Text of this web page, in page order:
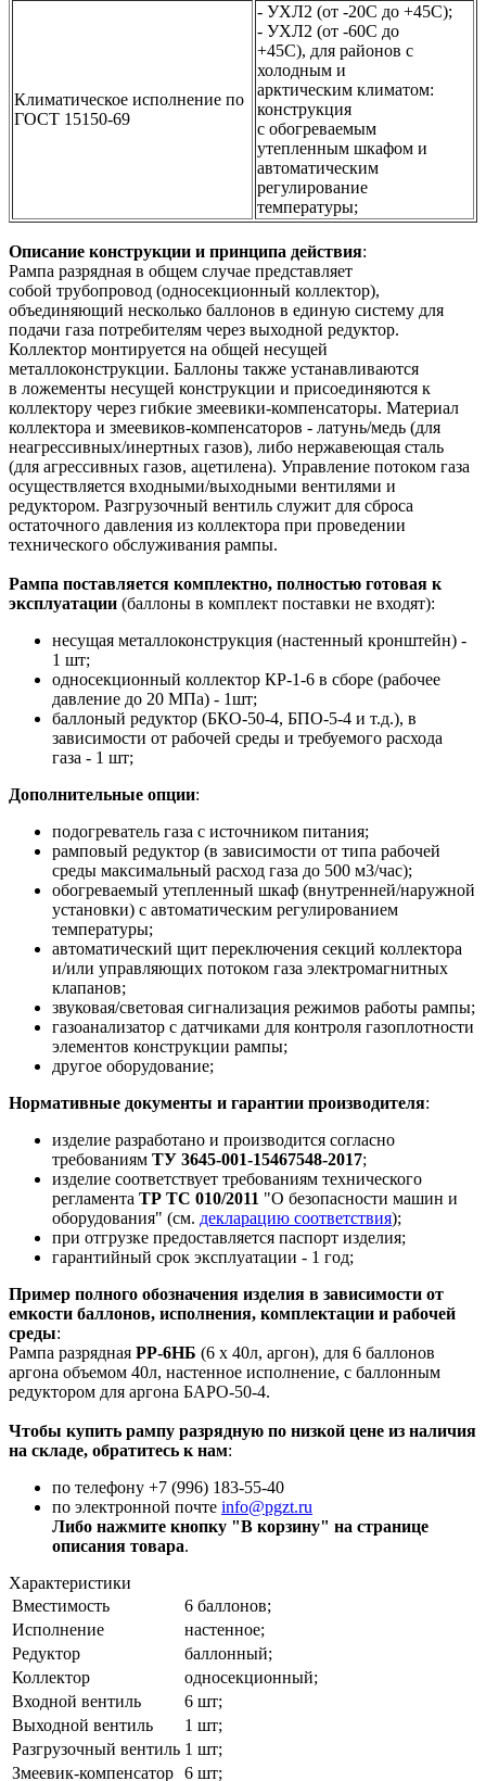
Климатическое исполнение по
ГОСТ 15150-69
- УХЛ2 (от -20С до +45С);
- УХЛ2 (от -60С до
+45С), для районов с
холодным и
арктическим климатом:
конструкция
с обогреваемым
утепленным шкафом и
автоматическим
регулирование
температуры;
Описание конструкции и принципа действия:
Рампа разрядная в общем случае представляет
собой трубопровод (односекционный коллектор),
объединяющий несколько баллонов в единую систему для
подачи газа потребителям через выходной редуктор.
Коллектор монтируется на общей несущей
металлоконструкции. Баллоны также устанавливаются
в ложементы несущей конструкции и присоединяются к
коллектору через гибкие змеевики-компенсаторы. Материал
коллектора и змеевиков-компенсаторов - латунь/медь (для
неагрессивных/инертных газов), либо нержавеющая сталь
(для агрессивных газов, ацетилена). Управление потоком газа
осуществляется входными/выходными вентилями и
редуктором. Разгрузочный вентиль служит для сброса
остаточного давления из коллектора при проведении
технического обслуживания рампы.
Рампа поставляется комплектно, полностью готовая к
эксплуатации (баллоны в комплект поставки не входят):
несущая металлоконструкция (настенный кронштейн) -
1 шт;
односекционный коллектор КР-1-6 в сборе (рабочее
давление до 20 МПа) - 1шт;
баллоный редуктор (БКО-50-4, БПО-5-4 и т.д.), в
зависимости от рабочей среды и требуемого расхода
газа - 1 шт;
Дополнительные опции:
подогреватель газа с источником питания;
рамповый редуктор (в зависимости от типа рабочей
среды максимальный расход газа до 500 м3/час);
обогреваемый утепленный шкаф (внутренней/наружной
установки) с автоматическим регулированием
температуры;
автоматический щит переключения секций коллектора
и/или управляющих потоком газа электромагнитных
клапанов;
звуковая/световая сигнализация режимов работы рампы;
газоанализатор с датчиками для контроля газоплотности
элементов конструкции рампы;
другое оборудование;
Нормативные документы и гарантии производителя:
изделие разработано и производится согласно
требованиям ТУ 3645-001-15467548-2017;
изделие соответствует требованиям технического
регламента ТР ТС 010/2011 "О безопасности машин и
оборудования" (см. декларацию соответствия);
при отгрузке предоставляется паспорт изделия;
гарантийный срок эксплуатации - 1 год;
Пример полного обозначения изделия в зависимости от
емкости баллонов, исполнения, комплектации и рабочей
среды:
Рампа разрядная РР-6НБ (6 х 40л, аргон), для 6 баллонов
аргона объемом 40л, настенное исполнение, с баллонным
редуктором для аргона БАРО-50-4.
Чтобы купить рампу разрядную по низкой цене из наличия
на складе, обратитесь к нам:
по телефону +7 (996) 183-55-40
по электронной почте info@pgzt.ru
Либо нажмите кнопку "В корзину" на странице
описания товара.
Характеристики
Вместимость
6 баллонов;
Исполнение
настенное;
Редуктор
баллонный;
Коллектор
односекционный;
Входной вентиль
6 шт;
Выходной вентиль
1 шт;
Разгрузочный вентиль 1 шт;
Змеевик-компенсатор 6 шт;